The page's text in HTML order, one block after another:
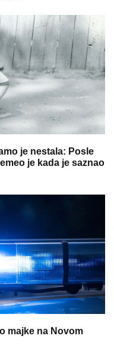
je nestala: Posle
je kada je saznao
majke na Novom